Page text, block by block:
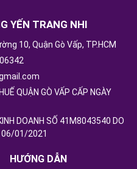
YẾN TRANG NHI
10, Quận Gò Vấp, TP.HCM
QUẬN GÒ VẤP CẤP NGÀY
DOANH SỐ 41M8043540 DO
06/01/2021
HƯỚNG DẪN